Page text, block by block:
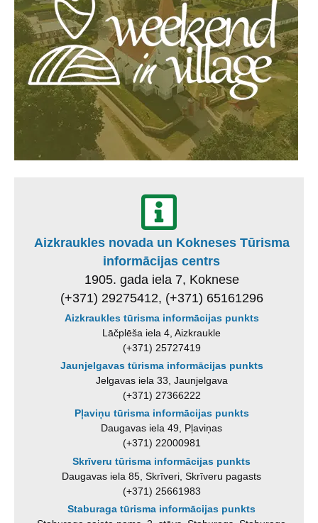
Aizkraukles novada un Kokneses Tūrisma
informācijas centrs
1905. gada iela 7, Koknese
(+371) 29275412, (+371) 65161296
Aizkraukles tūrisma informācijas punkts
Lāčplēša iela 4, Aizkraukle
(+371) 25727419
Jaunjelgavas tūrisma informācijas punkts
Jelgavas iela 33, Jaunjelgava
(+371) 27366222
Pļaviņu tūrisma informācijas punkts
Daugavas iela 49, Pļaviņas
(+371) 22000981
Skrīveru tūrisma informācijas punkts
Daugavas iela 85, Skrīveri, Skrīveru pagasts
(+371) 25661983
Staburaga tūrisma informācijas punkts